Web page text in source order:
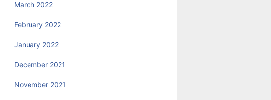
March 2022
February 2022
January 2022
December 2021
November 2021